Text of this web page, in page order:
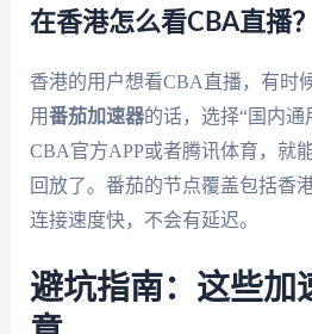
在香港怎么看CBA直播
香港的用户想看CBA直播，有时
用番茄加速器的话，选择“国内通
CBA官方APP或者腾讯体育，就
回放了。番茄的节点覆盖包括香
连接速度快，不会有延迟。
避坑指南：这些加